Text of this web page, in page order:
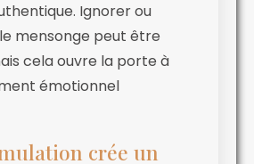
Ignorer ou
mensonge peut être
cela ouvre la porte à
émotionnel
crée un